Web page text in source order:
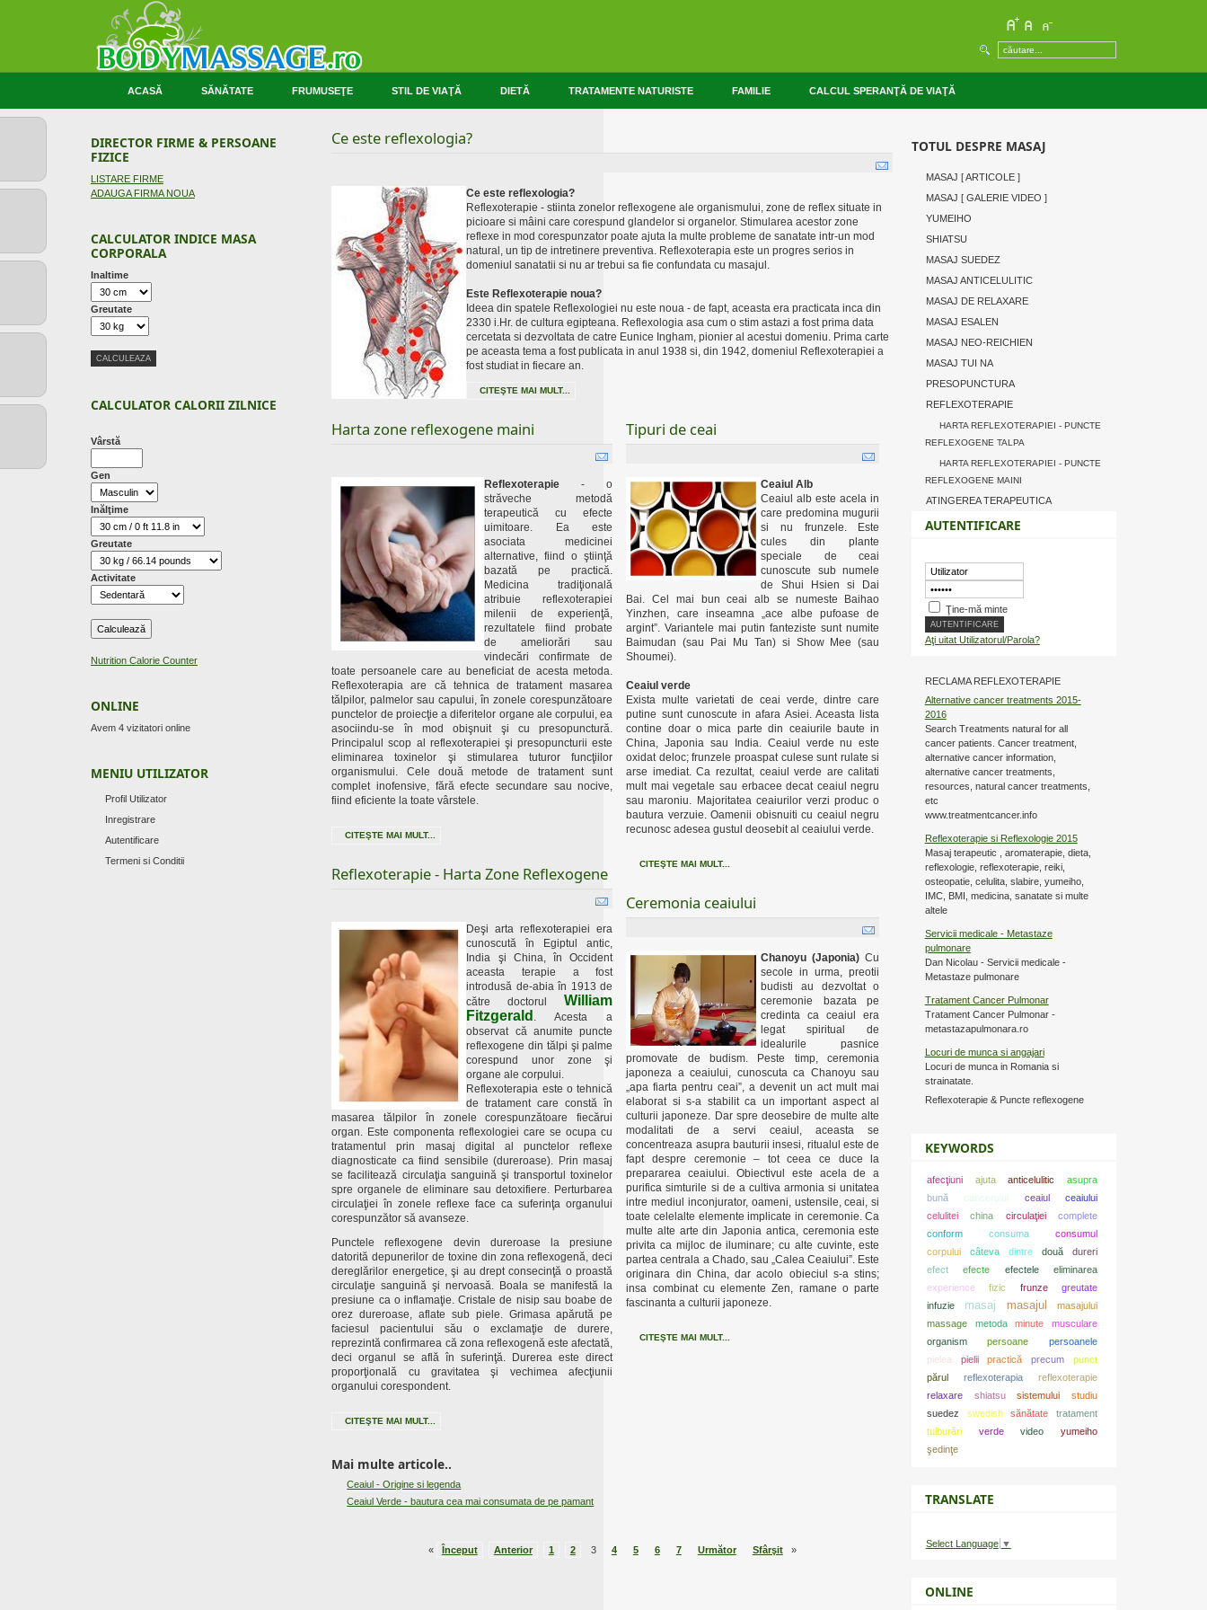
ACASĂ SĂNĂTATE FRUMUSEŢE STIL DE VIAŢĂ DIETĂ TRATAMENTE NATURISTE FAMILIE CALCUL SPERANŢĂ DE VIAŢĂ
Ce este reflexologia?
Ce este reflexologia?
Reflexoterapie - stiinta zonelor reflexogene ale organismului, zone de reflex situate in
picioare si mâini care corespund glandelor si organelor. Stimularea acestor zone
reflexe in mod corespunzator poate ajuta la multe probleme de sanatate intr-un mod
natural, un tip de intretinere preventiva. Reflexoterapia este un progres serios in
domeniul sanatatii si nu ar trebui sa fie confundata cu masajul.
Este Reflexoterapie noua?
Ideea din spatele Reflexologiei nu este noua - de fapt, aceasta era practicata inca din
2330 i.Hr. de cultura egipteana. Reflexologia asa cum o stim astazi a fost prima data
cercetata si dezvoltata de catre Eunice Ingham, pionier al acestui domeniu. Prima carte
pe aceasta tema a fost publicata in anul 1938 si, din 1942, domeniul Reflexoterapiei a
fost studiat in fiecare an.
CITEŞTE MAI MULT...
Harta zone reflexogene maini
Reflexoterapie - o
străveche metodă
terapeutică cu efecte
uimitoare. Ea este
asociata medicinei
alternative, fiind o ştiinţă
bazată pe practică.
Medicina tradiţională
atribuie reflexoterapiei
milenii de experienţă,
rezultatele fiind probate
de ameliorări sau
vindecări confirmate de
toate persoanele care au beneficiat de acesta metoda.
Reflexoterapia are că tehnica de tratament masarea
tălpilor, palmelor sau capului, în zonele corespunzătoare
punctelor de proiecţie a diferitelor organe ale corpului, ea
asociindu-se în mod obişnuit şi cu presopunctură.
Principalul scop al reflexoterapiei şi presopuncturii este
eliminarea toxinelor şi stimularea tuturor funcţiilor
organismului. Cele două metode de tratament sunt
complet inofensive, fără efecte secundare sau nocive,
fiind eficiente la toate vârstele.
CITEŞTE MAI MULT...
Reflexoterapie - Harta Zone Reflexogene
Deşi arta reflexoterapiei era
cunoscută în Egiptul antic,
India şi China, în Occident
aceasta terapie a fost
introdusă de-abia în 1913 de
către doctorulWilliam
Fitzgerald . Acesta a
observat că anumite puncte
reflexogene din tălpi şi palme
corespund unor zone şi
organe ale corpului.
Reflexoterapia este o tehnică
de tratament care constă în
masarea tălpilor în zonele corespunzătoare fiecărui
organ. Este componenta reflexologiei care se ocupa cu
tratamentul prin masaj digital al punctelor reflexe
diagnosticate ca fiind sensibile (dureroase). Prin masaj
se facilitează circulaţia sanguină şi transportul toxinelor
spre organele de eliminare sau detoxifiere. Perturbarea
circulaţiei în zonele reflexe face ca suferinţa organului
corespunzător să avanseze.
Punctele reflexogene devin dureroase la presiune
datorită depunerilor de toxine din zona reflexogenă, deci
dereglărilor energetice, şi au drept consecinţă o proastă
circulaţie sanguină şi nervoasă. Boala se manifestă la
presiune ca o inflamaţie. Cristale de nisip sau boabe de
orez dureroase, aflate sub piele. Grimasa apărută pe
faciesul pacientului său o exclamaţie de durere,
reprezintă confirmarea că zona reflexogenă este afectată,
deci organul se află în suferinţă. Durerea este direct
proporţională cu gravitatea şi vechimea afecţiunii
organului corespondent.
CITEŞTE MAI MULT...
Tipuri de ceai
Ceaiul Alb
Ceaiul alb este acela in
care predomina mugurii
si nu frunzele. Este
cules din plante
speciale de ceai
cunoscute sub numele
de Shui Hsien si Dai
Bai. Cel mai bun ceai alb se numeste Baihao
Yinzhen, care inseamna „ace albe pufoase de
argint”. Variantele mai putin fanteziste sunt numite
Baimudan (sau Pai Mu Tan) si Show Mee (sau
Shoumei).
Ceaiul verde
Exista multe varietati de ceai verde, dintre care
putine sunt cunoscute in afara Asiei. Aceasta lista
contine doar o mica parte din ceaiurile baute in
China, Japonia sau India. Ceaiul verde nu este
oxidat deloc; frunzele proaspat culese sunt rulate si
arse imediat. Ca rezultat, ceaiul verde are calitati
mult mai vegetale sau erbacee decat ceaiul negru
sau maroniu. Majoritatea ceaiurilor verzi produc o
bautura verzuie. Oamenii obisnuiti cu ceaiul negru
recunosc adesea gustul deosebit al ceaiului verde.
CITEŞTE MAI MULT...
Ceremonia ceaiului
Chanoyu (Japonia) Cu
secole in urma, preotii
budisti au dezvoltat o
ceremonie bazata pe
credinta ca ceaiul era
legat spiritual de
idealurile pasnice
promovate de budism. Peste timp, ceremonia
japoneza a ceaiului, cunoscuta ca Chanoyu sau
„apa fiarta pentru ceai”, a devenit un act mult mai
elaborat si s-a stabilit ca un important aspect al
culturii japoneze. Dar spre deosebire de multe alte
modalitati de a servi ceaiul, aceasta se
concentreaza asupra bauturii insesi, ritualul este de
fapt despre ceremonie – tot ceea ce duce la
prepararea ceaiului. Obiectivul este acela de a
purifica simturile si de a cultiva armonia si unitatea
intre mediul inconjurator, oameni, ustensile, ceai, si
toate celelalte elemente implicate in ceremonie. Ca
multe alte arte din Japonia antica, ceremonia este
privita ca mijloc de iluminare; cu alte cuvinte, este
partea centrala a Chado, sau „Calea Ceaiului”. Este
originara din China, dar acolo obieciul s-a stins;
insa combinat cu elemente Zen, ramane o parte
fascinanta a culturii japoneze.
CITEŞTE MAI MULT...
Mai multe articole..
Ceaiul - Origine si legenda
Ceaiul Verde - bautura cea mai consumata de pe pamant
« Început Anterior 1 2 3 4 5 6 7 Următor Sfârşit »
DIRECTOR FIRME & PERSOANE
FIZICE
LISTARE FIRME
ADAUGA FIRMA NOUA
CALCULATOR INDICE MASA
CORPORALA
Inaltime
Greutate
CALCULATOR CALORII ZILNICE
Vârstă
Gen
Inălţime
Greutate
Activitate
Nutrition Calorie Counter
ONLINE
Avem 4 vizitatori online
MENIU UTILIZATOR
Profil Utilizator
Inregistrare
Autentificare
Termeni si Conditii
TOTUL DESPRE MASAJ
MASAJ [ ARTICOLE ]
MASAJ [ GALERIE VIDEO ]
YUMEIHO
SHIATSU
MASAJ SUEDEZ
MASAJ ANTICELULITIC
MASAJ DE RELAXARE
MASAJ ESALEN
MASAJ NEO-REICHIEN
MASAJ TUI NA
PRESOPUNCTURA
REFLEXOTERAPIE
HARTA REFLEXOTERAPIEI - PUNCTE
REFLEXOGENE TALPA
HARTA REFLEXOTERAPIEI - PUNCTE
REFLEXOGENE MAINI
ATINGEREA TERAPEUTICA
AUTENTIFICARE
Ţine-mă minte
Aţi uitat Utilizatorul/Parola?
RECLAMA REFLEXOTERAPIE
Alternative cancer treatments 2015-
2016
Search Treatments natural for all
cancer patients. Cancer treatment,
alternative cancer information,
alternative cancer treatments,
resources, natural cancer treatments,
etc
www.treatmentcancer.info
Reflexoterapie si Reflexologie 2015
Masaj terapeutic , aromaterapie, dieta,
reflexologie, reflexoterapie, reiki,
osteopatie, celulita, slabire, yumeiho,
IMC, BMI, medicina, sanatate si multe
altele
Servicii medicale - Metastaze
pulmonare
Dan Nicolau - Servicii medicale -
Metastaze pulmonare
Tratament Cancer Pulmonar
Tratament Cancer Pulmonar -
metastazapulmonara.ro
Locuri de munca si angajari
Locuri de munca in Romania si
strainatate.
Reflexoterapie & Puncte reflexogene
KEYWORDS
afecţiuni ajuta anticelulitic
asupra
bună
cancerului ceaiul
ceaiului
celulitei
china circulaţiei
complete
conform
consuma
consumul
corpului
câteva dintre două
dureri
efect
efecte efectele
eliminarea
experience
fizic frunze
greutate
infuzie
masaj masajul
masajului
massage
metoda minute
musculare
organism
persoane
persoanele
pielea
pielii practică precum
punct
părul
reflexoterapia
reflexoterapie
relaxare
shiatsu sistemului
studiu
suedez
swedish sănătate
tratament
tulburări
verde video
yumeiho
şedinţe
TRANSLATE
Select Language ▼
ONLINE